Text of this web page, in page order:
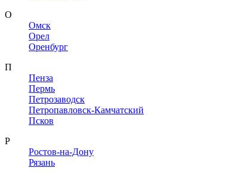
О
Омск
Орел
Оренбург
П
Пенза
Пермь
Петрозаводск
Петропавловск-Камчатский
Псков
Р
Ростов-на-Дону
Рязань